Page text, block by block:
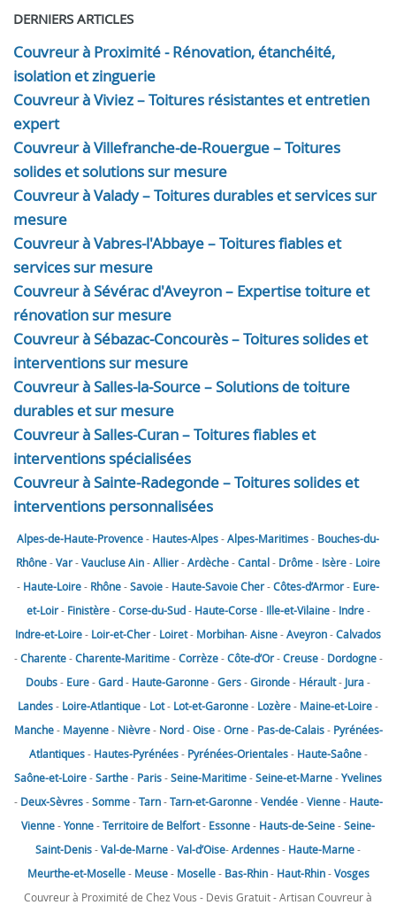
DERNIERS ARTICLES
Couvreur à Proximité - Rénovation, étanchéité,
isolation et zinguerie
Couvreur à Viviez – Toitures résistantes et entretien
expert
Couvreur à Villefranche-de-Rouergue – Toitures
solides et solutions sur mesure
Couvreur à Valady – Toitures durables et services sur
mesure
Couvreur à Vabres-l'Abbaye – Toitures fiables et
services sur mesure
Couvreur à Sévérac d'Aveyron – Expertise toiture et
rénovation sur mesure
Couvreur à Sébazac-Concourès – Toitures solides et
interventions sur mesure
Couvreur à Salles-la-Source – Solutions de toiture
durables et sur mesure
Couvreur à Salles-Curan – Toitures fiables et
interventions spécialisées
Couvreur à Sainte-Radegonde – Toitures solides et
interventions personnalisées
Alpes-de-Haute-Provence- Hautes-Alpes-Alpes-Maritimes- Bouches-du-
Rhône-Var-VaucluseAin-Allier-Ardèche-Cantal- Drôme- Isère- Loire
- Haute-Loire- Rhône-Savoie- Haute-SavoieCher-Côtes-d’Armor- Eure-
et-Loir- Finistère-Corse-du-Sud- Haute-Corse- Ille-et-Vilaine- Indre-
Indre-et-Loire- Loir-et-Cher- Loiret- Morbihan-Aisne-Aveyron-Calvados
-Charente-Charente-Maritime-Corrèze-Côte-d’Or-Creuse- Dordogne-
Doubs- Eure-Gard- Haute-Garonne-Gers-Gironde- Hérault- Jura-
Landes- Loire-Atlantique- Lot- Lot-et-Garonne- Lozère- Maine-et-Loire-
Manche- Mayenne- Nièvre- Nord-Oise-Orne- Pas-de-Calais- Pyrénées-
Atlantiques- Hautes-Pyrénées- Pyrénées-Orientales- Haute-Saône-
Saône-et-Loire-Sarthe- Paris-Seine-Maritime-Seine-et-Marne-Yvelines
- Deux-Sèvres-Somme-Tarn-Tarn-et-Garonne-Vendée-Vienne- Haute-
Vienne-Yonne-Territoire de Belfort- Essonne- Hauts-de-Seine-Seine-
Saint-Denis-Val-de-Marne-Val-d’Oise-Ardennes- Haute-Marne-
Meurthe-et-Moselle- Meuse- Moselle- Bas-Rhin- Haut-Rhin-Vosges
Couvreur à Proximité de Chez Vous - Devis Gratuit - Artisan Couvreur à